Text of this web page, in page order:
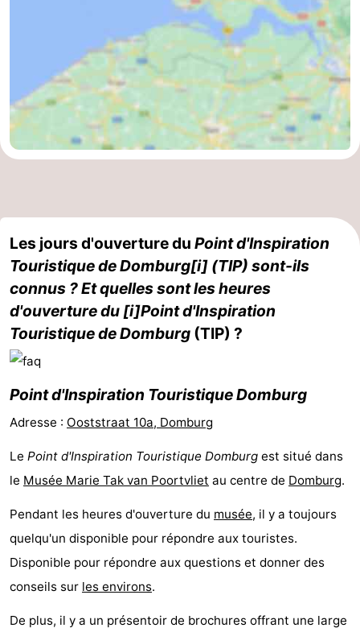
van
Schouwen
Veere
-
Nature
-
de
Mantelingen
Westkapelle
-
Zoutelande
-
Nature
Walcherse
bos
-
Dishoek
Vlissingen
-
Vlaanderen
-
Nieuwvliet
-
Sluis
-
Cadzand
-
Nature
Météo
Les jours d'ouverture du Point d'Inspiration
Touristique de Domburg[i] (TIP) sont-ils
connus ? Et quelles sont les heures
d'ouverture du [i]Point d'Inspiration
Touristique de Domburg (TIP) ?
Point d'Inspiration Touristique Domburg
Adresse : Ooststraat 10a, Domburg
Le Point d'Inspiration Touristique Domburg est situé dans
le Musée Marie Tak van Poortvliet au centre de Domburg.
Pendant les heures d'ouverture du musée, il y a toujours
quelqu'un disponible pour répondre aux touristes.
Disponible pour répondre aux questions et donner des
conseils sur les environs.
De plus, il y a un présentoir de brochures offrant une large